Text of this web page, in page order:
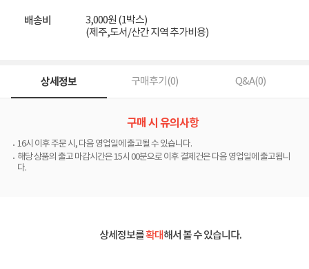
배송비
3,000원 (1박스)
(제주,도서/산간 지역 추가비용)
상세정보 구매후기(0) Q&A(0)
구매 시 유의사항
16시 이후 주문 시, 다음 영업일에 출고될 수 있습니다.
해당 상품의 출고 마감시간은 15시 00분으로 이후 결제건은 다음 영업일에 출고됩니
다.
상세정보를확대해서 볼 수 있습니다.